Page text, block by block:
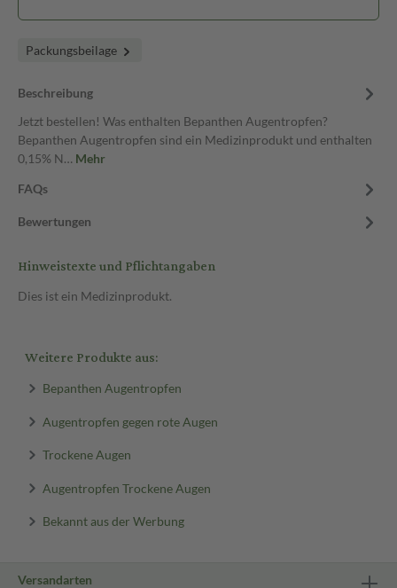
Packungsbeilage
Beschreibung
Jetzt bestellen! Was enthalten Bepanthen Augentropfen?
Bepanthen Augentropfen sind ein Medizinprodukt und enthalten
0,15% N… Mehr
FAQs
Bewertungen
Hinweistexte und Pflichtangaben
Dies ist ein Medizinprodukt.
Weitere Produkte aus:
Bepanthen Augentropfen
Augentropfen gegen rote Augen
Trockene Augen
Augentropfen Trockene Augen
Bekannt aus der Werbung
Versandarten